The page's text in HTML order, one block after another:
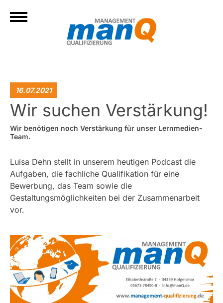
16.07.2021
Wir suchen Verstärkung!
Wir benötigen noch Verstärkung für unser Lernmedien-
Team.
Luisa Dehn stellt in unserem heutigen Podcast die
Aufgaben, die fachliche Qualifikation für eine
Bewerbung, das Team sowie die
Gestaltungsmöglichkeiten bei der Zusammenarbeit
vor.